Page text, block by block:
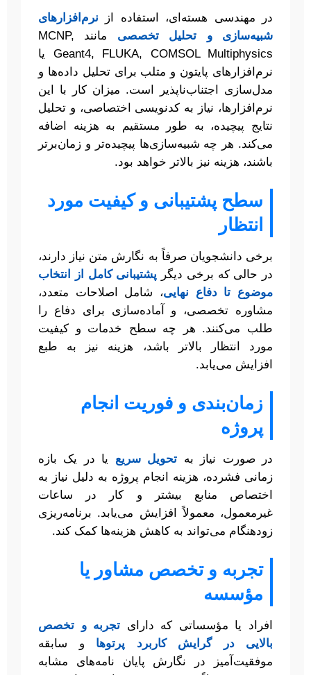
در مهندسی هسته‌ای، استفاده از
نرم‌افزارهای
شبیه‌سازی و تحلیل تخصصی
مانند MCNP,
Geant4, FLUKA, COMSOL Multiphysics یا
نرم‌افزارهای پایتون و متلب برای تحلیل داده‌ها و
مدل‌سازی اجتناب‌ناپذیر است. میزان کار با این
نرم‌افزارها، نیاز به کدنویسی اختصاصی، و تحلیل
نتایج پیچیده، به طور مستقیم به هزینه اضافه
می‌کند. هر چه شبیه‌سازی‌ها پیچیده‌تر و زمان‌برتر
باشند، هزینه نیز بالاتر خواهد بود.
سطح پشتیبانی و کیفیت مورد
انتظار
برخی دانشجویان صرفاً به نگارش متن نیاز دارند،
در حالی که برخی دیگر
پشتیبانی کامل از انتخاب
موضوع تا دفاع نهایی، شامل اصلاحات متعدد،
مشاوره تخصصی، و آماده‌سازی برای دفاع را
طلب می‌کنند. هر چه سطح خدمات و کیفیت
مورد انتظار بالاتر باشد، هزینه نیز به طبع
افزایش می‌یابد.
زمان‌بندی و فوریت انجام
پروژه
در صورت نیاز به تحویل سریعیا در یک بازه
زمانی فشرده، هزینه انجام پروژه به دلیل نیاز به
اختصاص منابع بیشتر و کار در ساعات
غیرمعمول، معمولاً افزایش می‌یابد. برنامه‌ریزی
زودهنگام می‌تواند به کاهش هزینه‌ها کمک کند.
تجربه و تخصص مشاور یا
مؤسسه
افراد یا مؤسساتی که دارای تجربه و تخصص
بالایی در گرایش کاربرد پرتوهاو سابقه
موفقیت‌آمیز در نگارش پایان نامه‌های مشابه